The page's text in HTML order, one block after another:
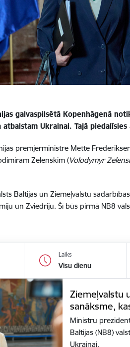
galvaspilsētā Kopenhāgenā
Ukrainai. Tajā
premjerministre Mette
Zelenskim (Volodymyr
Baltijas un Ziemeļvalstu
un Zviedriju. Šī būs pirmā NB8
Laiks
Visu dienu
Ziemeļvalstu
sanāksme,
Ministru
Baltijas (NB8)
Ukrainai.